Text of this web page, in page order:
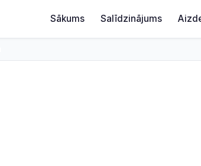
Sākums Salīdzinājums